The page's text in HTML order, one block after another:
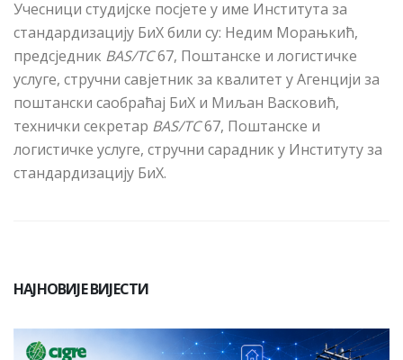
Учесници студијске посјете у име Института за
стандардизацију БиХ били су: Недим Морањкић,
предсједник BAS/TC67, Поштанске и логистичке
услуге, стручни савјетник за квалитет у Агенцији за
поштански саобраћај БиХ и Миљан Васковић,
технички секретар BAS/TC67, Поштанске и
логистичке услуге, стручни сарадник у Институту за
стандардизацију БиХ.
НАЈНОВИЈЕ ВИЈЕСТИ